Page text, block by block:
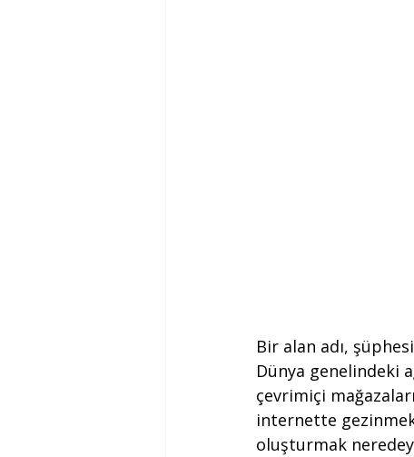
Bir alan adı,
Dünya genelindeki
çevrimiçi
internette
oluşturmak